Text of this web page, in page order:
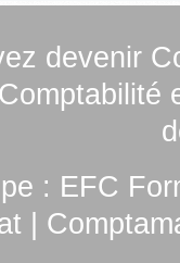
devenir
: EFC